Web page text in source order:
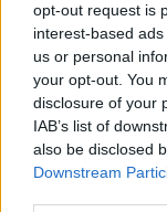
opt-out request is
interest-based
us or personal
your opt-out. You
disclosure of your
IAB’s list of
also be disclosed
Downstream